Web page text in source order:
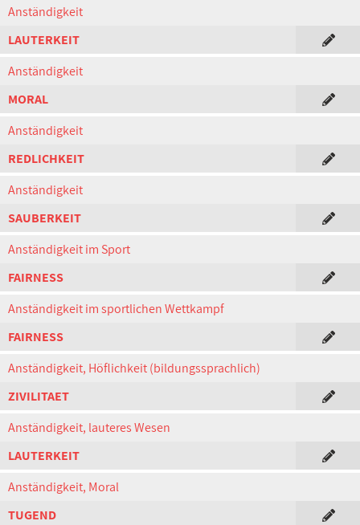
Anständigkeit
LAUTERKEIT
Anständigkeit
MORAL
Anständigkeit
REDLICHKEIT
Anständigkeit
SAUBERKEIT
Anständigkeit im Sport
FAIRNESS
Anständigkeit im sportlichen Wettkampf
FAIRNESS
Anständigkeit, Höflichkeit (bildungssprachlich)
ZIVILITAET
Anständigkeit, lauteres Wesen
LAUTERKEIT
Anständigkeit, Moral
TUGEND